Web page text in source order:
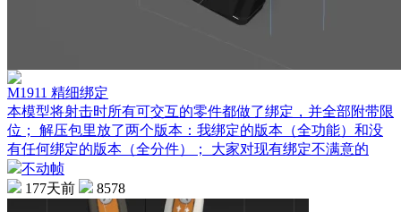
M1911 精细绑定
本模型将射击时所有可交互的零件都做了绑定，并全部附带限
位； 解压包里放了两个版本：我绑定的版本（全功能）和没
有任何绑定的版本（全分件）； 大家对现有绑定不满意的
不动帧
177天前
8578